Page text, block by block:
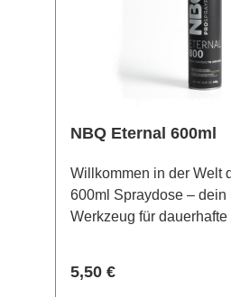
NBQ Eternal 600ml
Willkommen in der Welt
600ml Spraydose – dein
Werkzeug für dauerhafte
Formel: Unsere NBQ
Regulärer Preis:
5,50 €